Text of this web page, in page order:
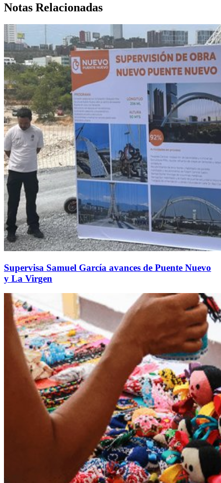
Notas Relacionadas
Supervisa Samuel García avances de Puente Nuevo
y La Virgen